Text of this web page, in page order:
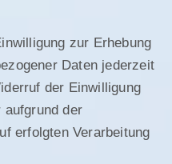
zur Erhebung
Daten jederzeit
der Einwilligung
der
erfolgten Verarbeitung